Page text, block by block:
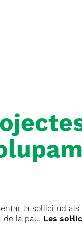
la sol·licitud
de la pau. Les